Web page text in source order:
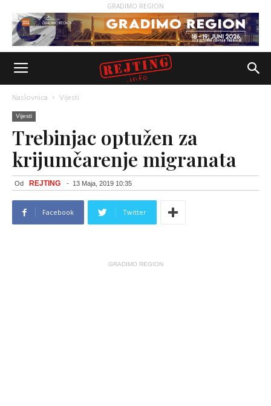
GRADIMO REGION
Naslovnica Vijesti
Vijesti
Trebinjac optužen za
krijumčarenje migranata
Od REJTING - 13 Maja, 2019 10:35
Facebook Twitter
GRADIMO REGION